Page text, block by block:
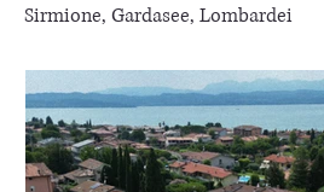
Sirmione, Gardasee, Lombardei